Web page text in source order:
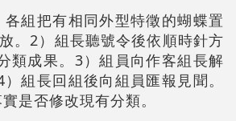
組把有相同外型特徵的蝴蝶置
。2）組長聽號令後依順時針方
類成果。3）組員向作客組長解
組長回組後向組員匯報見聞。
是否修改現有分類。